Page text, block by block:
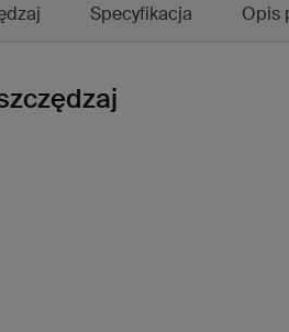
Specyfikacja Opis